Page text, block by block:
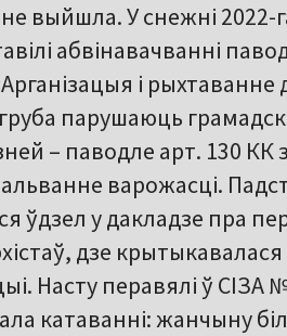
не выйшла. У снежні 2022-
абвінавачванні
і рыхтаванне
парушаюць
– паводле арт. 130 КК
варожасці.
ўдзел у дакладзе пра
дзе
Насту перавялі ў СІЗА
катаванні: жанчыну